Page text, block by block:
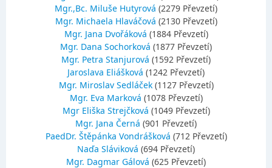
Mgr.,Bc. Miluše Hutyrová (2279 Převzetí)
Mgr. Michaela Hlaváčová (2130 Převzetí)
Mgr. Jana Dvořáková (1884 Převzetí)
Mgr. Dana Sochorková (1877 Převzetí)
Mgr. Petra Stanjurová (1592 Převzetí)
Jaroslava Eliášková (1242 Převzetí)
Mgr. Miroslav Sedláček (1127 Převzetí)
Mgr. Eva Marková (1078 Převzetí)
Mgr Eliška Strejčková (1049 Převzetí)
Mgr. Jana Černá (901 Převzetí)
PaedDr. Štěpánka Vondrášková (712 Převzetí)
Naďa Sláviková (694 Převzetí)
Mgr. Dagmar Gálová (625 Převzetí)